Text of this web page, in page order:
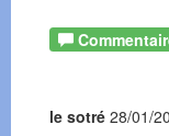
le sotré 28/01/